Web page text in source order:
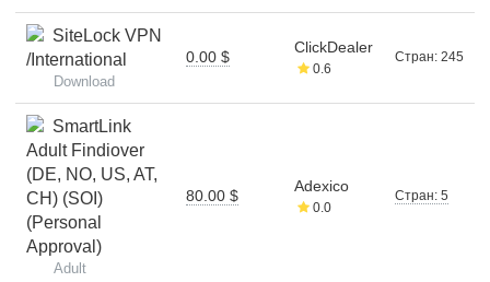
SiteLock VPN
/International
Download
0.00 $
ClickDealer
0.6
Стран: 245
SmartLink
Adult Findiover
(DE, NO, US, AT,
CH) (SOI)
(Personal
Approval)
Adult
80.00 $
Adexico
0.0
Стран: 5